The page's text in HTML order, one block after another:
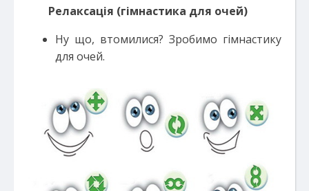
Релаксація (гімнастика для очей)
Ну що, втомилися? Зробимо гімнастику
для очей.